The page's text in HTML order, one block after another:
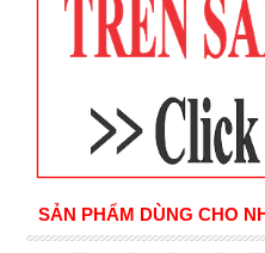
SẢN PHẨM DÙNG CHO